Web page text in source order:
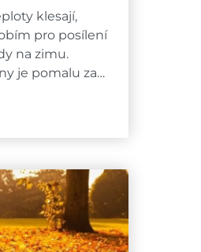
klesají,
pro posílení
na zimu.
je pomalu za…